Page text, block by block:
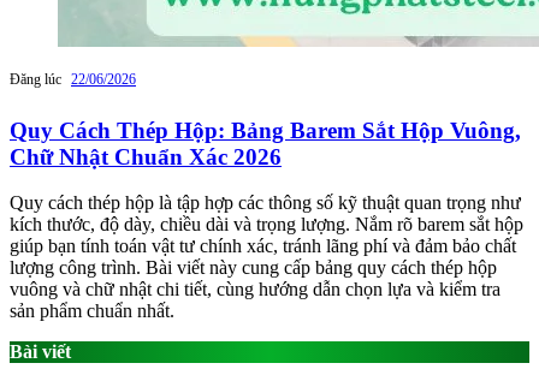
Đăng lúc 22/06/2026
Quy Cách Thép Hộp: Bảng Barem Sắt Hộp Vuông,
Chữ Nhật Chuẩn Xác 2026
Quy cách thép hộp là tập hợp các thông số kỹ thuật quan trọng như
kích thước, độ dày, chiều dài và trọng lượng. Nắm rõ barem sắt hộp
giúp bạn tính toán vật tư chính xác, tránh lãng phí và đảm bảo chất
lượng công trình. Bài viết này cung cấp bảng quy cách thép hộp
vuông và chữ nhật chi tiết, cùng hướng dẫn chọn lựa và kiểm tra
sản phẩm chuẩn nhất.
Bài viết